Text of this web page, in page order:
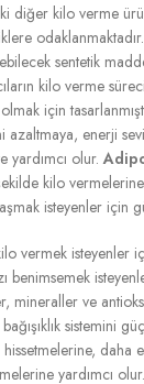
diğer kilo verme
odaklanmaktadır.
sentetik
kilo verme
için
azaltmaya, enerji
yardımcı olur.
kilo
isteyenler için
vermek isteyenler
benimsemek
mineraller ve
bağışıklık sistemini
hissetmelerine, daha
yardımcı